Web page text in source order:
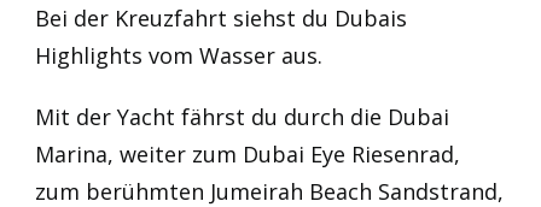
Bei der Kreuzfahrt siehst du Dubais
Highlights vom Wasser aus.
Mit der Yacht fährst du durch die Dubai
Marina, weiter zum Dubai Eye Riesenrad,
zum berühmten Jumeirah Beach Sandstrand,